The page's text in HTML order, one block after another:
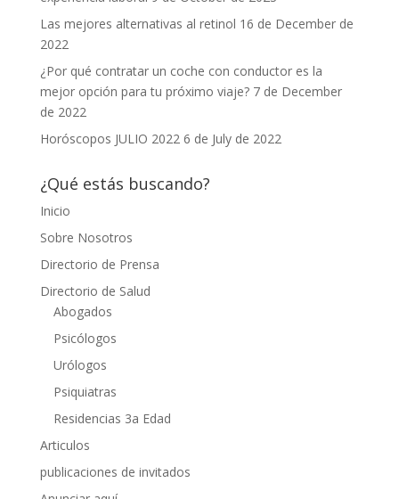
Las mejores alternativas al retinol 16 de December de
2022
¿Por qué contratar un coche con conductor es la
mejor opción para tu próximo viaje? 7 de December
de 2022
Horóscopos JULIO 2022 6 de July de 2022
¿Qué estás buscando?
Inicio
Sobre Nosotros
Directorio de Prensa
Directorio de Salud
Abogados
Psicólogos
Urólogos
Psiquiatras
Residencias 3a Edad
Articulos
publicaciones de invitados